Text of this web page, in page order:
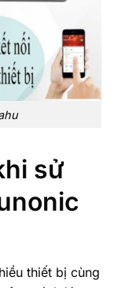
sử
thiết bị cùng